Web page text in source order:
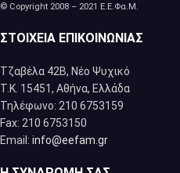
© Copyright 2008 – 2021 Ε.Ε.Φα.Μ.
ΣΤΟΙΧΕΊΑ ΕΠΙΚΟΙΝΩΝΊΑΣ
Τζαβέλα 42Β, Νέο Ψυχικό
Τ.Κ. 15451, Αθήνα, Eλλάδα
Τηλέφωνο: 210 6753159
Fax: 210 6753150
Email: info@eefam.gr